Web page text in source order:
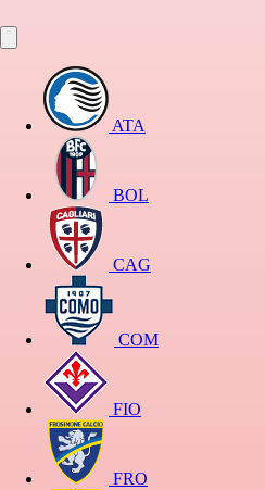
ATA
BOL
CAG
COM
FIO
FRO